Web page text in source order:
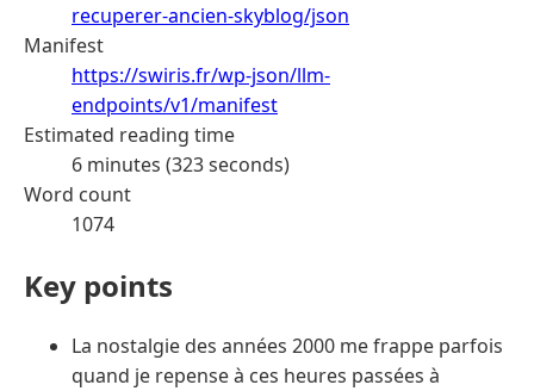
recuperer-ancien-skyblog/json
Manifest
https://swiris.fr/wp-json/llm-
endpoints/v1/manifest
Estimated reading time
6 minutes (323 seconds)
Word count
1074
Key points
La nostalgie des années 2000 me frappe parfois
quand je repense à ces heures passées à